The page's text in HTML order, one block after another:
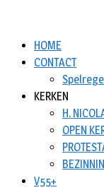
HOME
CONTACT
KERKEN
H.
OPEN
V55+